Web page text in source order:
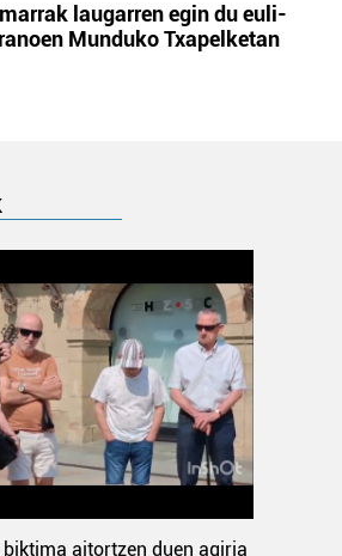
laugarren egin du euli-
Munduko Txapelketan
aitortzen duen agiria